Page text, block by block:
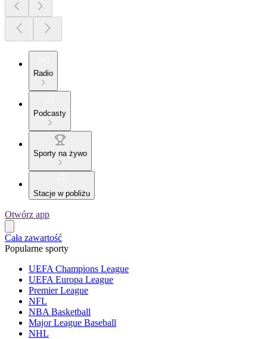
Radio
Podcasty
Sporty na żywo
Stacje w pobliżu
Otwórz app
Cała zawartość
Popularne sporty
UEFA Champions League
UEFA Europa League
Premier League
NFL
NBA Basketball
Major League Baseball
NHL